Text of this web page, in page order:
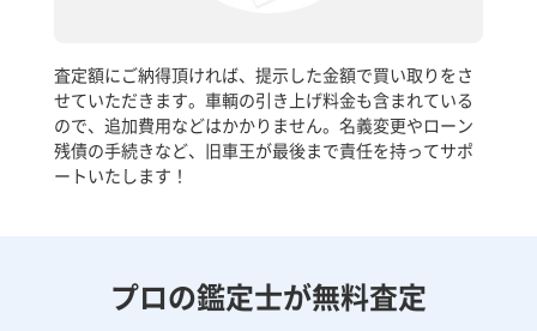
査定額にご納得頂ければ、提示した金額で買い取りをさ
せていただきます。車輌の引き上げ料金も含まれている
ので、追加費用などはかかりません。名義変更やローン
残債の手続きなど、旧車王が最後まで責任を持ってサポ
ートいたします！
プロの鑑定士が無料査定